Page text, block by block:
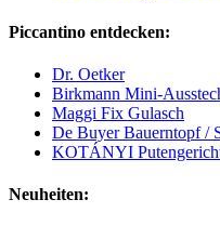
Piccantino entdecken:
Dr. Oetker
Birkmann Mini-
Maggi Fix Gulasch
De Buyer Bauerntopf /
KOTÁNYI
Neuheiten: